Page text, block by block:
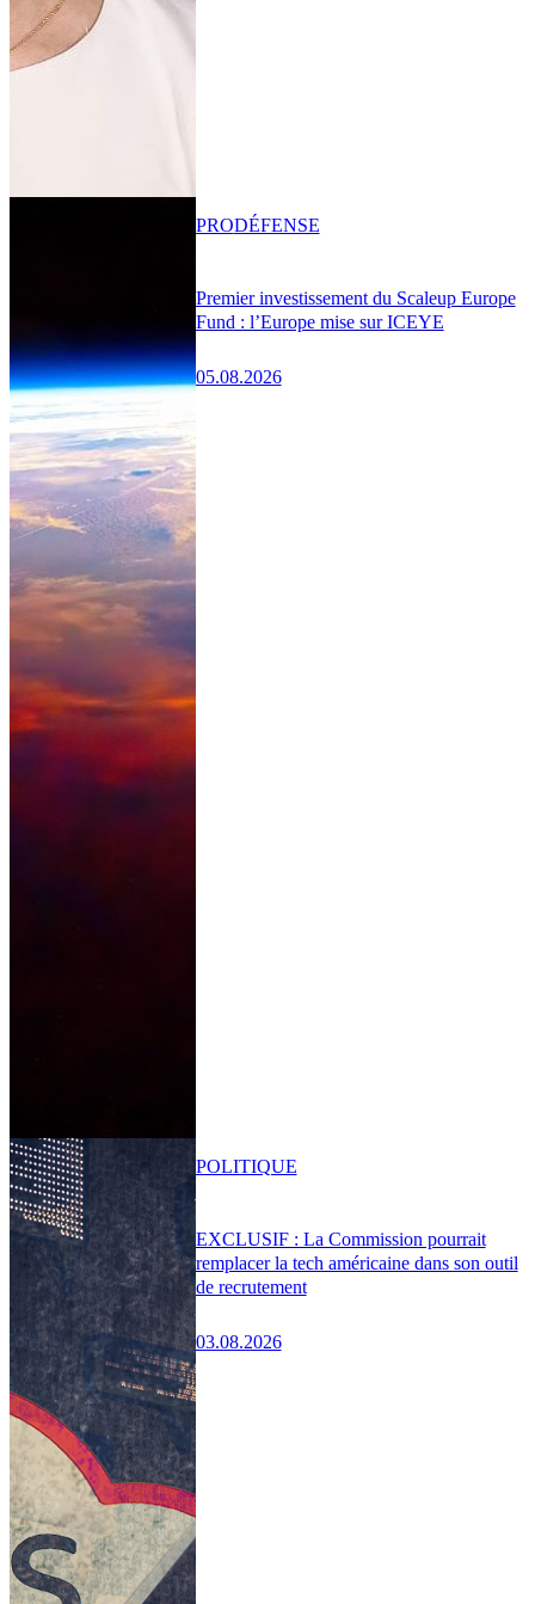
Premier investissement du Scaleup Europe
Fund : l’Europe mise sur ICEYE
05.08.2026
PRODÉFENSE
EXCLUSIF : La Commission pourrait
remplacer la tech américaine dans son outil
de recrutement
03.08.2026
POLITIQUE